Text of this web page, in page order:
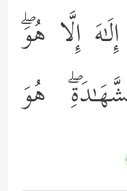
إِلَّا هُوَۖ
هُوَ